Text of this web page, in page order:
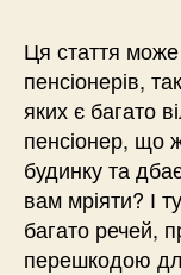
Ця стаття
пенсіонерів,
яких є багато
пенсіонер, що
будинку та
вам мріяти? І
багато речей,
перешкодою